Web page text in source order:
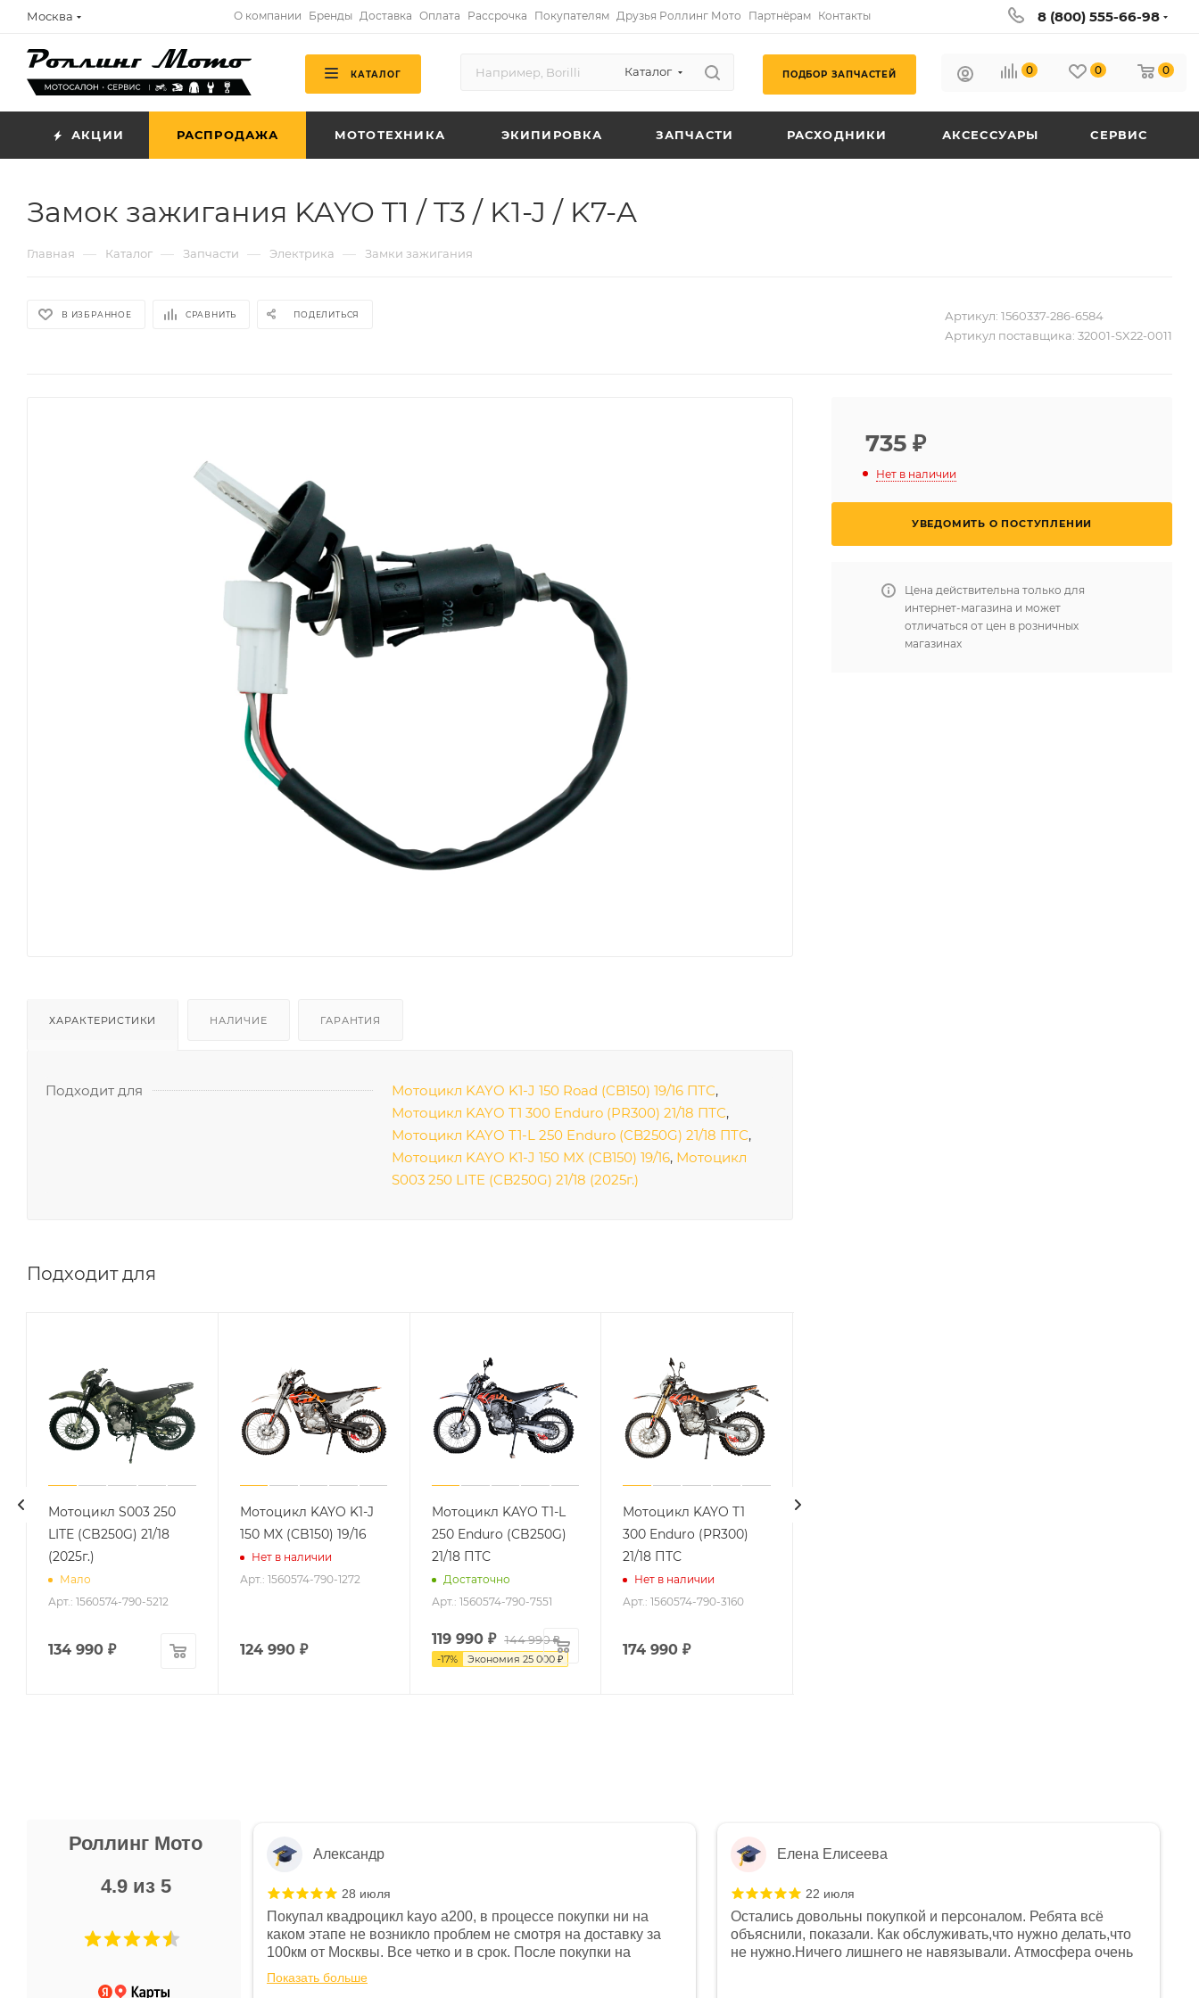
Москва О компании Бренды Доставка Оплата Рассрочка Покупателям Друзья Роллинг Мото Партнёрам Контакты 8 (800) 555-66-98
КАТАЛОГ Каталог ПОДБОР ЗАПЧАСТЕЙ 0 0 0
АКЦИИ РАСПРОДАЖА МОТОТЕХНИКА ЭКИПИРОВКА ЗАПЧАСТИ РАСХОДНИКИ АКСЕССУАРЫ СЕРВИС
Замок зажигания KAYO T1 / T3 / K1-J / K7-A
Главная — Каталог — Запчасти — Электрика — Замки зажигания
В ИЗБРАННОЕ СРАВНИТЬ ПОДЕЛИТЬСЯ Артикул: 1560337-286-6584
Артикул поставщика: 32001-SX22-0011
ХАРАКТЕРИСТИКИ НАЛИЧИЕ ГАРАНТИЯ
Подходит для Мотоцикл KAYO K1-J 150 Road (CB150) 19/16 ПТС,
Мотоцикл KAYO T1 300 Enduro (PR300) 21/18 ПТС,
Мотоцикл KAYO T1-L 250 Enduro (CB250G) 21/18 ПТС,
Мотоцикл KAYO K1-J 150 MX (CB150) 19/16, Мотоцикл
S003 250 LITE (CB250G) 21/18 (2025г.)
Подходит для
Мотоцикл S003 250
LITE (CB250G) 21/18
(2025г.)
Мало
Арт.: 1560574-790-5212
134 990 ₽
Мотоцикл KAYO K1-J
150 MX (CB150) 19/16
Нет в наличии
Арт.: 1560574-790-1272
124 990₽
Мотоцикл KAYO T1-L
250 Enduro (CB250G)
21/18 ПТС
Достаточно
Арт.: 1560574-790-7551
119 990₽ 144 990₽
-17% Экономия 25 000₽
Мотоцикл KAYO T1
300 Enduro (PR300)
21/18 ПТС
Нет в наличии
Арт.: 1560574-790-3160
174 990 ₽
735 ₽
Нет в наличии
УВЕДОМИТЬ О ПОСТУПЛЕНИИ
Цена действительна только для
интернет-магазина и может
отличаться от цен в розничных
магазинах
Роллинг Мото
4.9 из 5
Не понравились условия
и дают только на год)
Александр
28 июля
Покупал квадроцикл kayo a200, в процессе покупки ни на
каком этапе не возникло проблем не смотря на доставку за
100км от Москвы. Все четко и в срок. После покупки на
спидометре всегда был 0, при этом представители магазина
постоянно были на связи и в итоге проблема была решена.
Показать больше
Елена Елисеева
22 июля
Остались довольны покупкой и персоналом. Ребята всё
объяснили, показали. Как обслуживать,что нужно делать,что
не нужно.Ничего лишнего не навязывали. Атмосфера очень